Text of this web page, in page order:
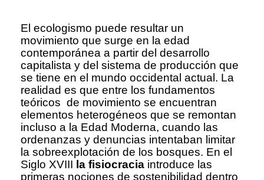
El ecologismo puede resultar un
movimiento que surge en la edad
contemporánea a partir del desarrollo
capitalista y del sistema de producción que
se tiene en el mundo occidental actual. La
realidad es que entre los fundamentos
teóricos de movimiento se encuentran
elementos heterogéneos que se remontan
incluso a la Edad Moderna, cuando las
ordenanzas y denuncias intentaban limitar
la sobreexplotación de los bosques. En el
Siglo XVIII la fisiocracia introduce las
primeras nociones de sostenibilidad dentro